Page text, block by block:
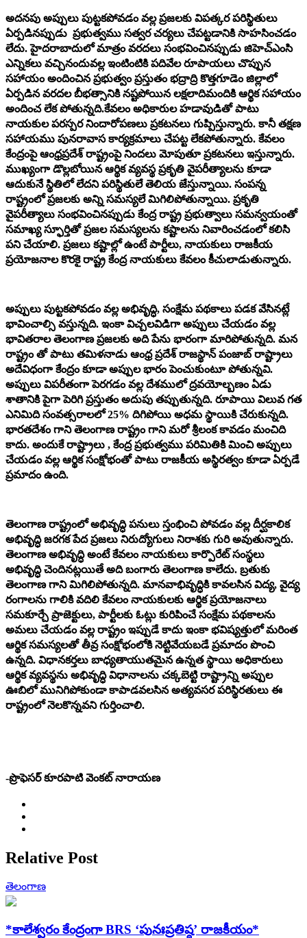
అదనపు అప్పులు పుట్టకపోవడం వల్ల ప్రజలకు విపత్కర పరిస్థితులు
ఏర్పడినప్పుడు ప్రభుత్వము సత్వర చర్యలు చేపట్టడానికి సాహసించడం
లేదు. హైదరాబాదులో మాత్రం వరదలు సంభవించినప్పుడు జిహెచ్ఎంసి
ఎన్నికలు వచ్చినందువల్ల ఇంటింటికి పదివేల రూపాయలు చొప్పున
సహాయం అందించిన ప్రభుత్వం ప్రస్తుతం భద్రాద్రి కొత్తగూడెం జిల్లాలో
ఏర్పడిన వరదల బీభత్సానికి నష్టపోయిన లక్షలాదిమందికి ఆర్థిక సహాయం
అందించ లేక పోతున్నది.కేవలం అధికారుల హడావుడితో పాటు
నాయకుల పరస్పర నిందారోపణలు ప్రకటనలు గుప్పిస్తున్నారు. కానీ తక్షణ
సహాయము పునరావాస కార్యక్రమాలు చేపట్ట లేకపోతున్నారు. కేవలం
కేంద్రంపై ఆంధ్రప్రదేశ్ రాష్ట్రంపై నిందలు మోపుతూ ప్రకటనలు ఇస్తున్నారు.
ముఖ్యంగా డొల్లబోయిన ఆర్థిక వ్యవస్థ ప్రకృతి వైపరీత్యాలను కూడా
ఆదుకునే స్థితిలో లేదని పరిస్థితులే తెలియ జేస్తున్నాయి. సంపన్న
రాష్ట్రంలో ప్రజలకు అన్ని సమస్యలే మిగిలిపోతున్నాయి. ప్రకృతి
వైపరీత్యాలు సంభవించినప్పుడు కేంద్ర రాష్ట్ర ప్రభుత్వాలు సమన్వయంతో
సమాఖ్య స్ఫూర్తితో ప్రజల సమస్యలను కష్టాలను నివారించడంలో కలిసి
పని చేయాలి. ప్రజలు కష్టాల్లో ఉంటే పార్టీలు, నాయకులు రాజకీయ
ప్రయోజనాల కొరకై రాష్ట్ర కేంద్ర నాయకులు కేవలం కీచులాడుతున్నారు.
అప్పులు పుట్టకపోవడం వల్ల అభివృద్ధి, సంక్షేమ పథకాలు పడక వేసినట్లే
భావించాల్సి వస్తున్నది. ఇంకా విచ్చలవిడిగా అప్పులు చేయడం వల్ల
భావితరాల తెలంగాణ ప్రజలకు అది పేను భారంగా మారిపోతున్నది. మన
రాష్ట్రం తో పాటు తమిళనాడు ఆంధ్ర ప్రదేశ్ రాజస్థాన్ పంజాబ్ రాష్ట్రాలు
అదేవిధంగా కేంద్రం కూడా అప్పుల భారం పెంచుకుంటూ పోతున్నవి.
అప్పులు విపరీతంగా పెరగడం వల్ల దేశములో ద్రవయోల్బణం ఏడు
శాతానికి పైగా పెరిగి ప్రస్తుతం అదుపు తప్పుతున్నది. రూపాయి విలువ గత
ఎనిమిది సంవత్సరాలలో 25% దిగిపోయి అధమ స్థాయికి చేరుకున్నది.
భారతదేశం గాని తెలంగాణ రాష్ట్రం గాని మరో శ్రీలంక కావడం మంచిది
కాదు. అందుకే రాష్ట్రాలు , కేంద్ర ప్రభుత్వము పరిమితికి మించి అప్పులు
చేయడం వల్ల ఆర్థిక సంక్షోభంతో పాటు రాజకీయ అస్థిరత్వం కూడా ఏర్పడే
ప్రమాదం ఉంది.
తెలంగాణ రాష్ట్రంలో అభివృద్ధి పనులు స్తంభించి పోవడం వల్ల దీర్ఘకాలిక
అభివృద్ధి జరగక పేద ప్రజలు నిరుద్యోగులు నిరాశకు గురి అవుతున్నారు.
తెలంగాణ అభివృద్ధి అంటే కేవలం నాయకులు కార్పొరేట్ సంస్థలు
అభివృద్ధి చెందినట్లయితే అది బంగారు తెలంగాణ కాలేదు. బ్రతుకు
తెలంగాణ గాని మిగిలిపోతున్నది. మానవాభివృద్ధికి కావలసిన విద్య, వైద్య
రంగాలను గాలికి వదిలి కేవలం నాయకులకు ఆర్థిక ప్రయోజనాలు
సమకూర్చే ప్రాజెక్టులు, పార్టీలకు ఓట్లు కురిపించే సంక్షేమ పథకాలను
అమలు చేయడం వల్ల రాష్ట్రం ఇప్పుడే కాదు ఇంకా భవిష్యత్తులో మరింత
ఆర్థిక సమస్యలతో తీవ్ర సంక్షోభంలోకి నెట్టివేయబడే ప్రమాదం పొంచి
ఉన్నది. విధానకర్తలు బాధ్యతాయుతమైన ఉన్నత స్థాయి అధికారులు
ఆర్థిక వ్యవస్థను అభివృద్ధి విధానాలను చక్కబెట్టి రాష్ట్రాన్ని అప్పుల
ఊబిలో మునిగిపోకుండా కాపాడవలసిన అత్యవసర పరిస్థిరతులు ఈ
రాష్ట్రంలో నెలకొన్నవని గుర్తించాలి.
-ప్రొఫెసర్ కూరపాటి వెంకట్ నారాయణ
Relative Post
తెలంగాణ
*కాలేశ్వరం కేంద్రంగా BRS ‘పునఃప్రతిష్ఠ’ రాజకీయం*